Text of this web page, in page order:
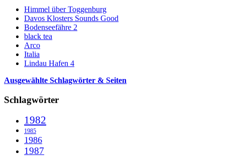
Himmel über Toggenburg
Davos Klosters Sounds Good
Bodenseefähre 2
black tea
Arco
Italia
Lindau Hafen 4
Ausgewählte Schlagwörter & Seiten
Schlagwörter
1982
1985
1986
1987